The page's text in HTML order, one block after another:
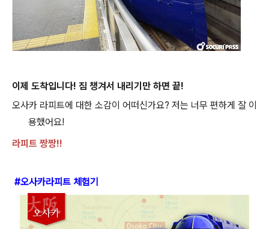
이제 도착입니다! 짐 챙겨서 내리기만 하면 끝!
오사카 라피트에 대한 소감이 어떠신가요? 저는 너무 편하게 잘 이
용했어요!
라피트 짱짱!!
#오사카라피트 체험기